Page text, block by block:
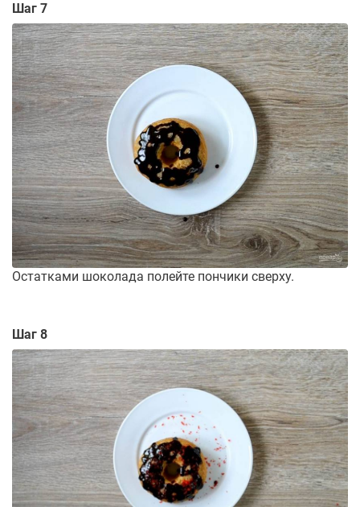
Шаг 7
Остатками шоколада полейте пончики сверху.
Шаг 8